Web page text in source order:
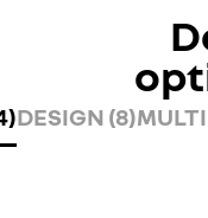
DESIGN (8)